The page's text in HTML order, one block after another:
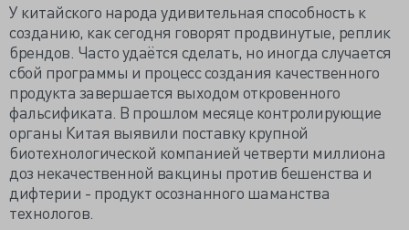
У китайского народа удивительная способность к
созданию, как сегодня говорят продвинутые, реплик
брендов. Часто удаётся сделать, но иногда случается
сбой программы и процесс создания качественного
продукта завершается выходом откровенного
фальсификата. В прошлом месяце контролирующие
органы Китая выявили поставку крупной
биотехнологической компанией четверти миллиона
доз некачественной вакцины против бешенства и
дифтерии - продукт осознанного шаманства
технологов.